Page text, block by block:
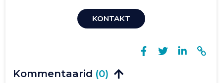
KONTAKT
Kommentaarid (0)